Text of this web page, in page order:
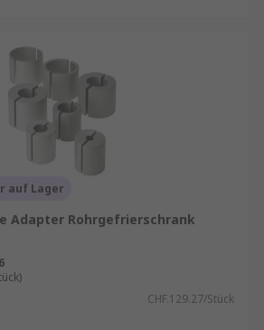
auf Lager
Adapter Rohrgefrierschrank
CHF.129.27/Stück